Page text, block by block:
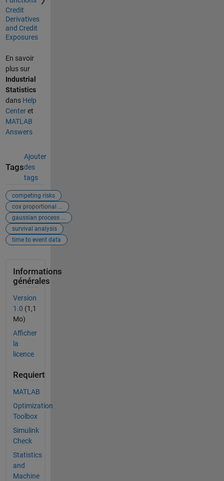
Credit
Derivatives
and Credit
Exposures
En savoir
plus sur
Industrial
Statistics
dans Help
Centeret
MATLAB
Answers
Tags
Ajouter
des
tags
competing risks
cox proportional ...
gaussian process ...
survival analysis
time to event data
Informations
générales
Version
1.0 (1,1
Mo)
Afficher
la
licence
Requiert
MATLAB
Optimization
Toolbox
Simulink
Check
Statistics
and
Machine